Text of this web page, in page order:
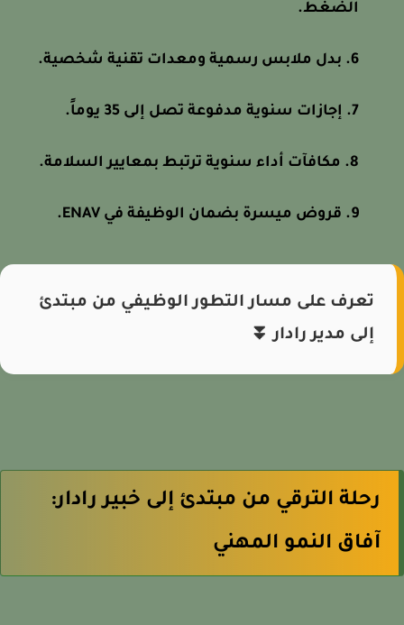
الضغط.
بدل ملابس رسمية ومعدات تقنية شخصية.
إجازات سنوية مدفوعة تصل إلى 35 يوماً.
مكافآت أداء سنوية ترتبط بمعايير السلامة.
قروض ميسرة بضمان الوظيفة في ENAV.
تعرف على مسار التطور الوظيفي من مبتدئ
إلى مدير رادار ⏬
رحلة الترقي من مبتدئ إلى خبير رادار:
آفاق النمو المهني